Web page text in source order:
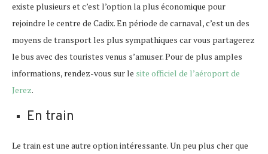
existe plusieurs et c’est l’option la plus économique pour
rejoindre le centre de Cadix. En période de carnaval, c’est un des
moyens de transport les plus sympathiques car vous partagerez
le bus avec des touristes venus s’amuser. Pour de plus amples
informations, rendez-vous sur le site officiel de l’aéroport de
Jerez.
En train
Le train est une autre option intéressante. Un peu plus cher que